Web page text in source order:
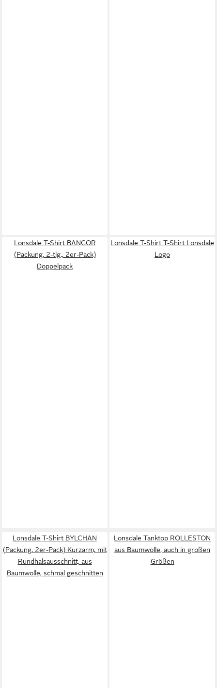
Lonsdale T-Shirt BANGOR
(Packung, 2-tlg., 2er-Pack)
Doppelpack
Lonsdale T-Shirt T-Shirt Lonsdale
Logo
Lonsdale T-Shirt BYLCHAN
(Packung, 2er-Pack) Kurzarm, mit
Rundhalsausschnitt, aus
Baumwolle, schmal geschnitten
Lonsdale Tanktop ROLLESTON
aus Baumwolle, auch in großen
Größen